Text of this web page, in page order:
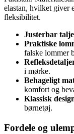
elastan, hvilket giver
fleksibilitet.
Justerbar
Praktiske
falske lommer
i mørke.
Behageligt
komfort og
Klassisk
børnetøj.
Fordele og